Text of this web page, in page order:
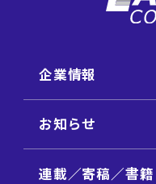
企業情報
お知らせ
連載／寄稿／書籍